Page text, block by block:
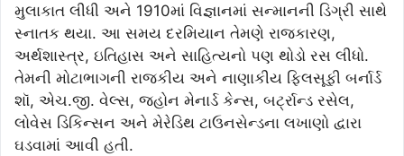
મુલાકાત લીધી અને 1910માં વિજ્ઞાનમાં સન્માનની ડિગ્રી સાથે
સ્નાતક થયા. આ સમય દરમિયાન તેમણે રાજકારણ,
અર્થશાસ્ત્ર, ઇતિહાસ અને સાહિત્યનો પણ થોડો રસ લીધો.
તેમની મોટાભાગની રાજકીય અને નાણાકીય ફિલસૂફી બર્નાર્ડ
શૉ, એચ.જી. વેલ્સ, જ્હોન મેનાર્ડ કેન્સ, બર્ટ્રાન્ડ રસેલ,
લોવેસ ડિકિન્સન અને મેરેડિથ ટાઉનસેન્ડના લખાણો દ્વારા
ઘડવામાં આવી હતી.